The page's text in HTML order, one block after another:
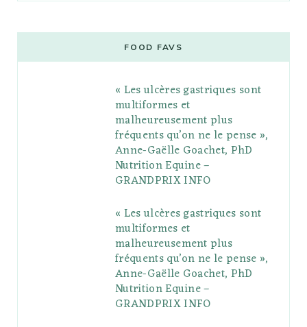
b
t
g
l
e
P
l
s
t
a
g
r
a
e
r
e
s
o
l
r
FOOD FAVS
« Les ulcères gastriques sont
multiformes et
malheureusement plus
fréquents qu’on ne le pense »,
Anne-Gaëlle Goachet, PhD
Nutrition Equine –
GRANDPRIX INFO
« Les ulcères gastriques sont
multiformes et
malheureusement plus
fréquents qu’on ne le pense »,
Anne-Gaëlle Goachet, PhD
Nutrition Equine –
GRANDPRIX INFO